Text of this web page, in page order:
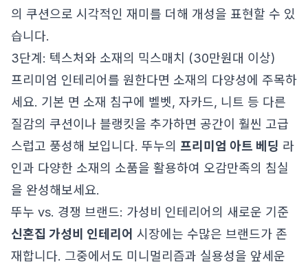
의 쿠션으로 시각적인 재미를 더해 개성을 표현할 수 있
습니다.
3단계: 텍스처와 소재의 믹스매치 (30만원대 이상)
프리미엄 인테리어를 원한다면 소재의 다양성에 주목하
세요. 기본 면 소재 침구에 벨벳, 자카드, 니트 등 다른
질감의 쿠션이나 블랭킷을 추가하면 공간이 훨씬 고급
스럽고 풍성해 보입니다. 뚜누의 프리미엄 아트 베딩 라
인과 다양한 소재의 소품을 활용하여 오감만족의 침실
을 완성해보세요.
뚜누 vs. 경쟁 브랜드: 가성비 인테리어의 새로운 기준
신혼집 가성비 인테리어 시장에는 수많은 브랜드가 존
재합니다. 그중에서도 미니멀리즘과 실용성을 앞세운